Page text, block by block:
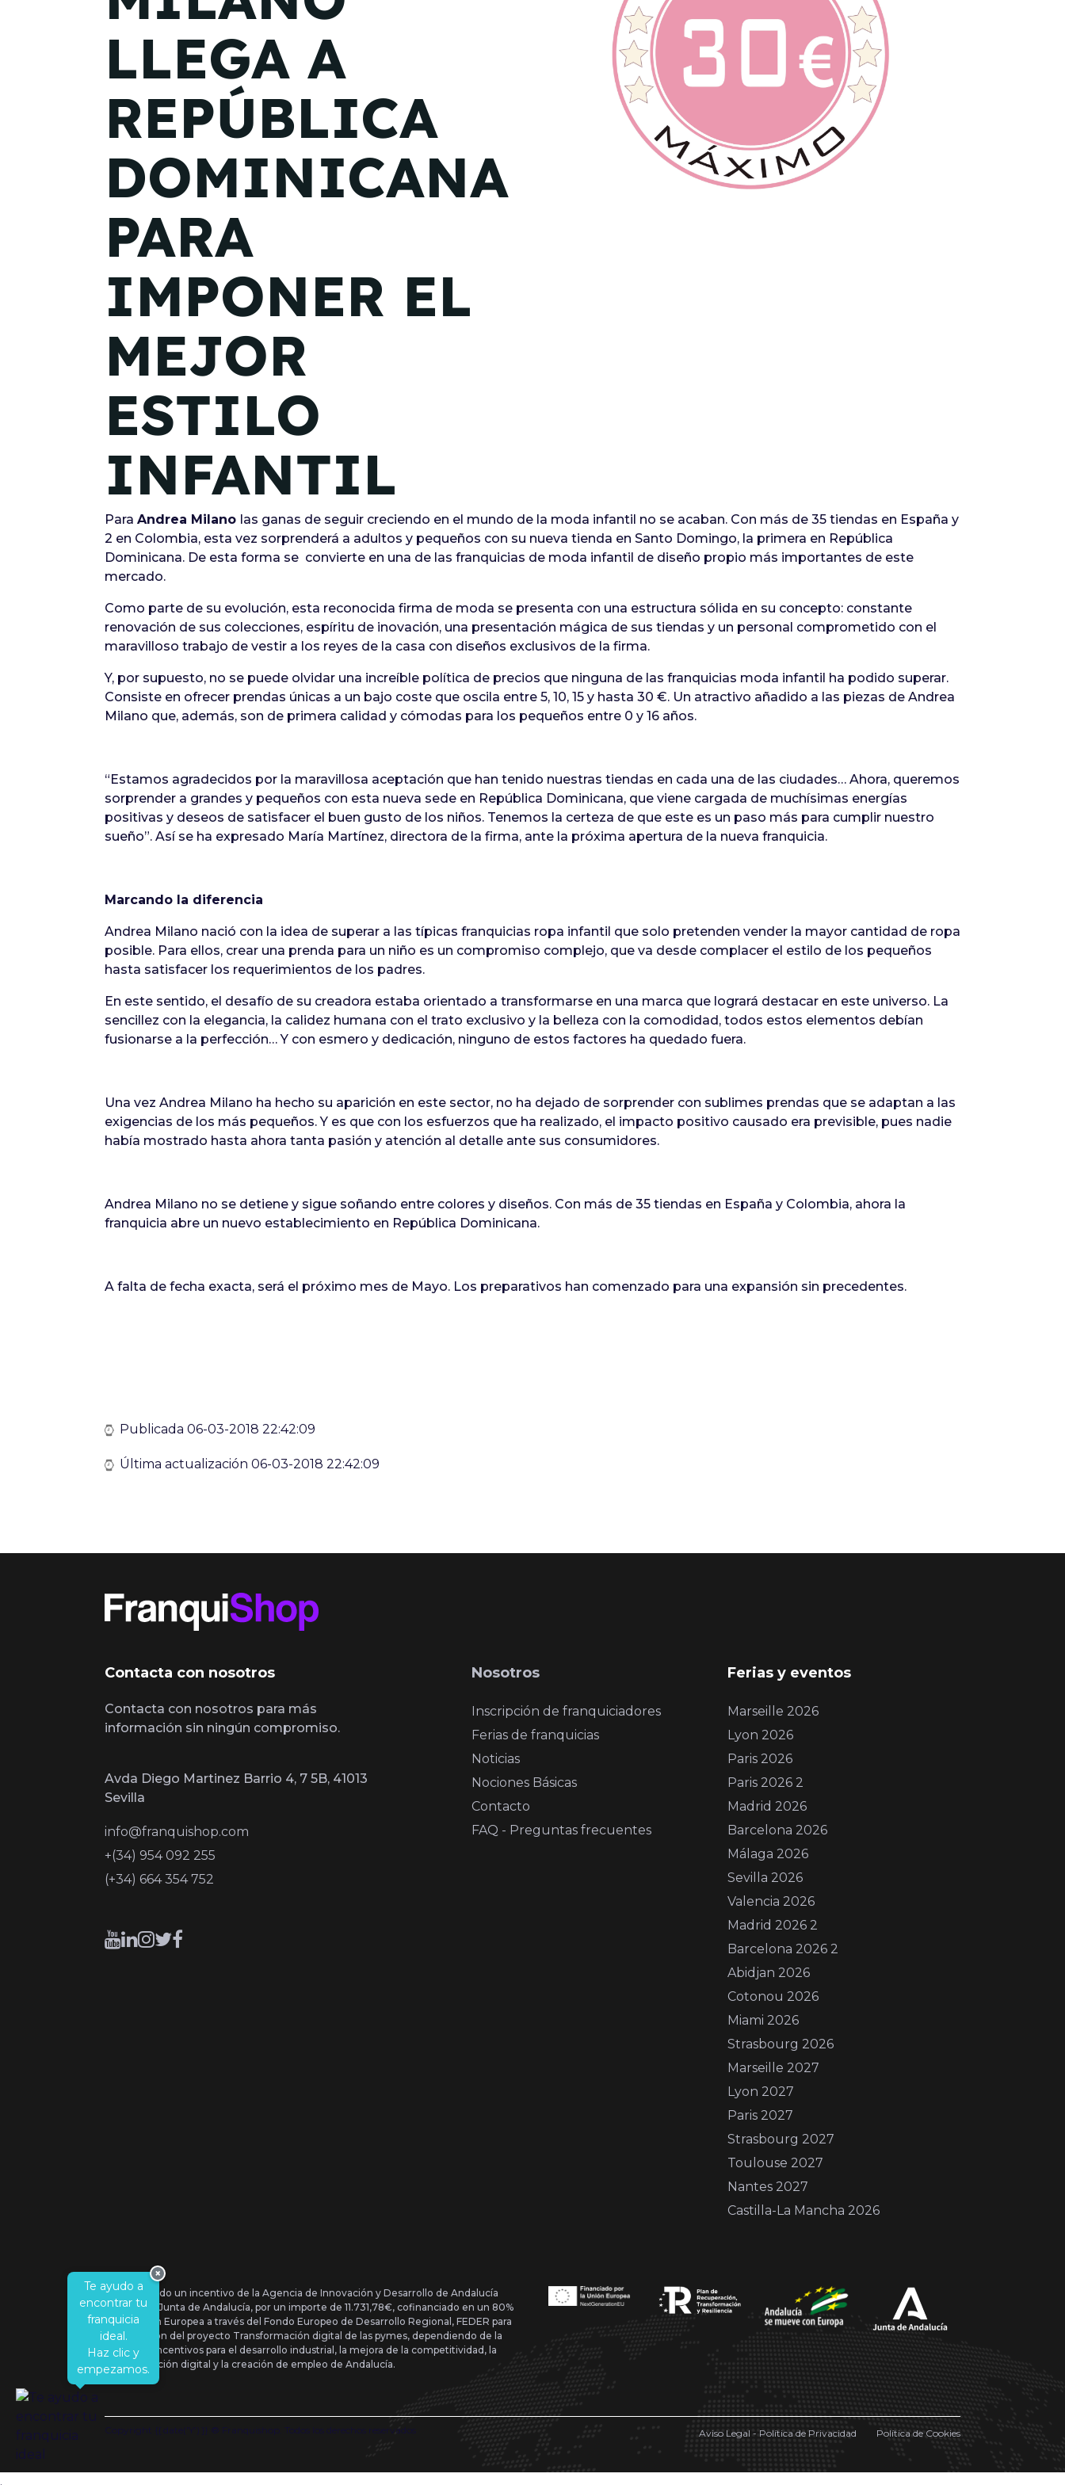
Barcelona 2026 2 -
05 de noviembre
Infórmate
LLEGA A
REPÚBLICA
DOMINICANA
PARA
IMPONER EL
MEJOR
ESTILO
INFANTIL
Para Andrea Milano las ganas de seguir creciendo en el mundo de la moda infantil no se acaban. Con más de 35 tiendas en España y
2 en Colombia, esta vez sorprenderá a adultos y pequeños con su nueva tienda en Santo Domingo, la primera en República
Dominicana. De esta forma se convierte en una de las franquicias de moda infantil de diseño propio más importantes de este
mercado.
Como parte de su evolución, esta reconocida firma de moda se presenta con una estructura sólida en su concepto: constante
renovación de sus colecciones, espíritu de inovación, una presentación mágica de sus tiendas y un personal comprometido con el
maravilloso trabajo de vestir a los reyes de la casa con diseños exclusivos de la firma.
Y, por supuesto, no se puede olvidar una increíble política de precios que ninguna de las franquicias moda infantil ha podido superar.
Consiste en ofrecer prendas únicas a un bajo coste que oscila entre 5, 10, 15 y hasta 30 €. Un atractivo añadido a las piezas de Andrea
Milano que, además, son de primera calidad y cómodas para los pequeños entre 0 y 16 años.
“Estamos agradecidos por la maravillosa aceptación que han tenido nuestras tiendas en cada una de las ciudades… Ahora, queremos
sorprender a grandes y pequeños con esta nueva sede en República Dominicana, que viene cargada de muchísimas energías
positivas y deseos de satisfacer el buen gusto de los niños. Tenemos la certeza de que este es un paso más para cumplir nuestro
sueño”. Así se ha expresado María Martínez, directora de la firma, ante la próxima apertura de la nueva franquicia.
Marcando la diferencia
Andrea Milano nació con la idea de superar a las típicas franquicias ropa infantil que solo pretenden vender la mayor cantidad de ropa
posible. Para ellos, crear una prenda para un niño es un compromiso complejo, que va desde complacer el estilo de los pequeños
hasta satisfacer los requerimientos de los padres.
En este sentido, el desafío de su creadora estaba orientado a transformarse en una marca que logrará destacar en este universo. La
sencillez con la elegancia, la calidez humana con el trato exclusivo y la belleza con la comodidad, todos estos elementos debían
fusionarse a la perfección… Y con esmero y dedicación, ninguno de estos factores ha quedado fuera.
Una vez Andrea Milano ha hecho su aparición en este sector, no ha dejado de sorprender con sublimes prendas que se adaptan a las
exigencias de los más pequeños. Y es que con los esfuerzos que ha realizado, el impacto positivo causado era previsible, pues nadie
había mostrado hasta ahora tanta pasión y atención al detalle ante sus consumidores.
Andrea Milano no se detiene y sigue soñando entre colores y diseños. Con más de 35 tiendas en España y Colombia, ahora la
franquicia abre un nuevo establecimiento en República Dominicana.
A falta de fecha exacta, será el próximo mes de Mayo. Los preparativos han comenzado para una expansión sin precedentes.
Publicada 06-03-2018 22:42:09
Última actualización 06-03-2018 22:42:09
Contacta con nosotros
Contacta con nosotros para más
información sin ningún compromiso.
Avda Diego Martinez Barrio 4, 7 5B, 41013
Sevilla
info@franquishop.com
+(34) 954 092 255
(+34) 664 354 752
Nosotros
Inscripción de franquiciadores
Ferias de franquicias
Noticias
Nociones Básicas
Contacto
FAQ - Preguntas frecuentes
Ferias y eventos
Marseille 2026
Lyon 2026
Paris 2026
Paris 2026 2
Madrid 2026
Barcelona 2026
Málaga 2026
Sevilla 2026
Valencia 2026
Madrid 2026 2
Barcelona 2026 2
Abidjan 2026
Cotonou 2026
Miami 2026
Strasbourg 2026
Marseille 2027
Lyon 2027
Paris 2027
Strasbourg 2027
Toulouse 2027
Nantes 2027
Castilla-La Mancha 2026
Se ha recibido un incentivo de la Agencia de Innovación y Desarrollo de Andalucía
IDEA, de la Junta de Andalucía, por un importe de 11.731,78€, cofinanciado en un 80%
por la Unión Europea a través del Fondo Europeo de Desarrollo Regional, FEDER para
la realización del proyecto Transformación digital de las pymes, dependiendo de la
Orden de Incentivos para el desarrollo industrial, la mejora de la competitividad, la
transformación digital y la creación de empleo de Andalucía.
Copyright {{ date('Y') }} ® Franquishop. Todos los derechos reservados Aviso Legal - Política de Privacidad Política de Cookies
Te ayudo a
encontrar tu
franquicia
ideal.
Haz clic y
empezamos.
×
.